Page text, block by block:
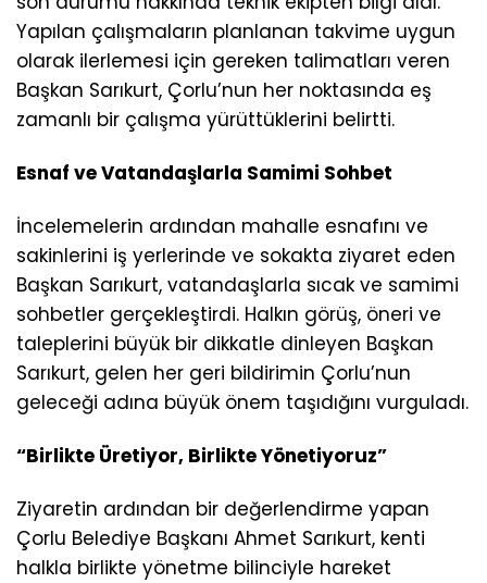
Yapılan çalışmaların planlanan takvime uygun
olarak ilerlemesi için gereken talimatları veren
Başkan Sarıkurt, Çorlu’nun her noktasında eş
zamanlı bir çalışma yürüttüklerini belirtti.
Esnaf ve Vatandaşlarla Samimi Sohbet
İncelemelerin ardından mahalle esnafını ve
sakinlerini iş yerlerinde ve sokakta ziyaret eden
Başkan Sarıkurt, vatandaşlarla sıcak ve samimi
sohbetler gerçekleştirdi. Halkın görüş, öneri ve
taleplerini büyük bir dikkatle dinleyen Başkan
Sarıkurt, gelen her geri bildirimin Çorlu’nun
geleceği adına büyük önem taşıdığını vurguladı.
“Birlikte Üretiyor, Birlikte Yönetiyoruz”
Ziyaretin ardından bir değerlendirme yapan
Çorlu Belediye Başkanı Ahmet Sarıkurt, kenti
halkla birlikte yönetme bilinciyle hareket